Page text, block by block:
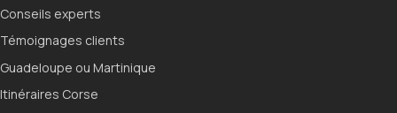
Conseils experts
Témoignages clients
Guadeloupe ou Martinique
Itinéraires Corse